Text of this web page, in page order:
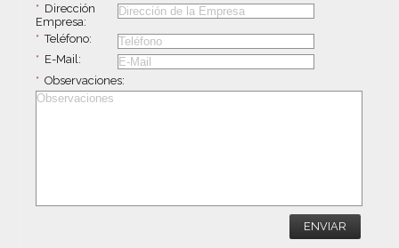
* Dirección
Empresa:
* Teléfono:
* E-Mail:
* Observaciones:
ENVIAR